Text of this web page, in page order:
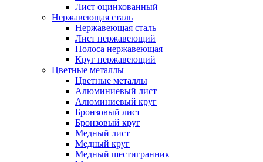
Лист оцинкованный
Нержавеющая сталь
Нержавеющая сталь
Лист нержавеющий
Полоса нержавеющая
Круг нержавеющий
Цветные металлы
Цветные металлы
Алюминиевый лист
Алюминиевый круг
Бронзовый лист
Бронзовый круг
Медный лист
Медный круг
Медный шестигранник